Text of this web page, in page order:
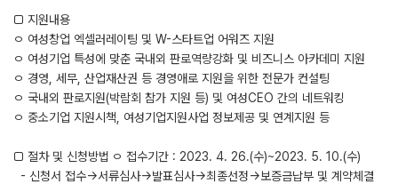
□ 지원내용
ㅇ 여성창업 엑셀러레이팅 및 W-스타트업 어워즈 지원
ㅇ 여성기업 특성에 맞춘 국내외 판로역량강화 및 비즈니스 아카데미 지원
ㅇ 경영, 세무, 산업재산권 등 경영애로 지원을 위한 전문가 컨설팅
ㅇ 국내외 판로지원(박람회 참가 지원 등) 및 여성CEO 간의 네트워킹
ㅇ 중소기업 지원시책, 여성기업지원사업 정보제공 및 연계지원 등
□ 절차 및 신청방법 ㅇ 접수기간 : 2023. 4. 26.(수)~2023. 5. 10.(수)
- 신청서 접수→서류심사→발표심사→최종선정→보증금납부 및 계약체결